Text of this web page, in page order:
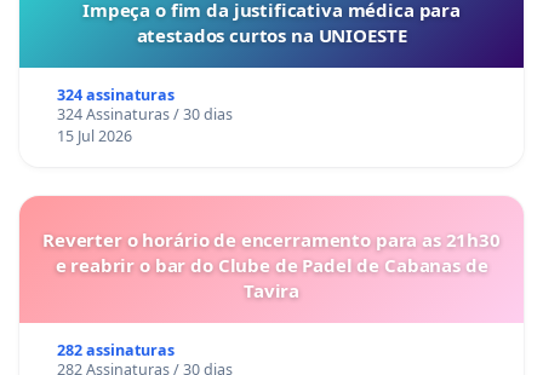
Impeça o fim da justificativa médica para
atestados curtos na UNIOESTE
324 assinaturas
324 Assinaturas / 30 dias
15 Jul 2026
Reverter o horário de encerramento para as 21h30
e reabrir o bar do Clube de Padel de Cabanas de
Tavira
282 assinaturas
282 Assinaturas / 30 dias